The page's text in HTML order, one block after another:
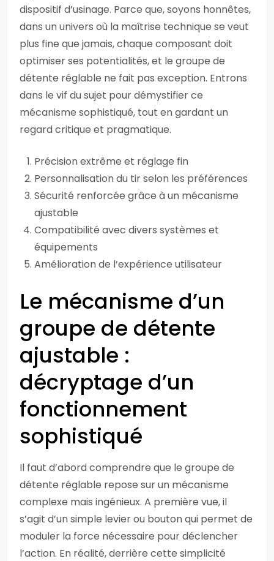
dispositif d’usinage. Parce que, soyons honnêtes,
dans un univers où la maîtrise technique se veut
plus fine que jamais, chaque composant doit
optimiser ses potentialités, et le groupe de
détente réglable ne fait pas exception. Entrons
dans le vif du sujet pour démystifier ce
mécanisme sophistiqué, tout en gardant un
regard critique et pragmatique.
Précision extrême et réglage fin
Personnalisation du tir selon les préférences
Sécurité renforcée grâce à un mécanisme
ajustable
Compatibilité avec divers systèmes et
équipements
Amélioration de l’expérience utilisateur
Le mécanisme d’un
groupe de détente
ajustable :
décryptage d’un
fonctionnement
sophistiqué
Il faut d’abord comprendre que le groupe de
détente réglable repose sur un mécanisme
complexe mais ingénieux. A première vue, il
s’agit d’un simple levier ou bouton qui permet de
moduler la force nécessaire pour déclencher
l’action. En réalité, derrière cette simplicité